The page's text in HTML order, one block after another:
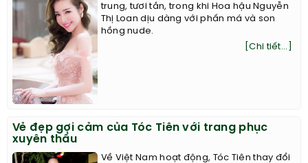
trung, tươi tắn, trong khi Hoa hậu Nguyễn
Thị Loan dịu dàng với phấn má và son
hồng nude.
[Chi tiết...]
Vẻ đẹp gợi cảm của Tóc Tiên với trang phục
xuyên thấu
Về Việt Nam hoạt động, Tóc Tiên thay đổi